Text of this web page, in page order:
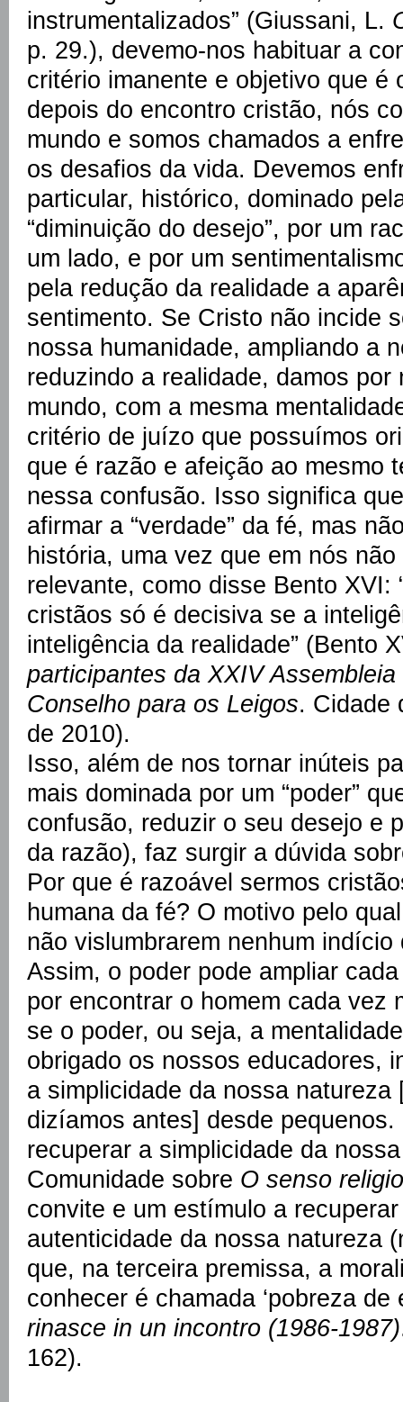
instrumentalizados” (Giussani, L.
p. 29.), devemo-nos habituar a
critério imanente e objetivo que é
depois do encontro cristão, nós
mundo e somos chamados a
os desafios da vida. Devemos
particular, histórico, dominado
“diminuição do desejo”, por um
um lado, e por um
pela redução da realidade a
sentimento. Se Cristo não incide
nossa humanidade, ampliando a
reduzindo a realidade, damos
mundo, com a mesma
critério de juízo que possuímos
que é razão e afeição ao mesmo
nessa confusão. Isso significa
afirmar a “verdade” da fé, mas
história, uma vez que em nós
relevante, como disse Bento XVI:
cristãos só é decisiva se a
inteligência da realidade” (Bento
participantes da XXIV
Conselho para os Leigos. Cidade
de 2010).
Isso, além de nos tornar inúteis
mais dominada por um “poder”
confusão, reduzir o seu desejo e
da razão), faz surgir a dúvida
Por que é razoável sermos
humana da fé? O motivo pelo
não vislumbrarem nenhum
Assim, o poder pode ampliar
por encontrar o homem cada vez
se o poder, ou seja, a
obrigado os nossos educadores,
a simplicidade da nossa natureza
dizíamos antes] desde
recuperar a simplicidade da
Comunidade sobre O senso
convite e um estímulo a
autenticidade da nossa natureza
que, na terceira premissa, a
conhecer é chamada ‘pobreza
rinasce in un incontro (1986-1987)
162).